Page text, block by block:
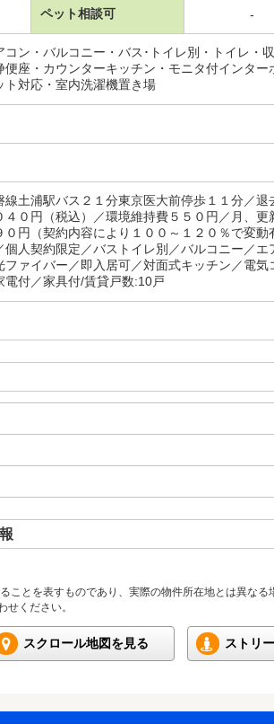
ペット相談可 -
コン・バルコニー・バス･トイレ別・トイレ・
便座・カウンターキッチン・モニタ付インタ
ト対応・室内洗濯機置き場
線土浦駅バス２１分東京医大前停歩１１分／
４０円（税込）／環境維持費５５０円／月、
０円（契約内容により１００～１２０％で変
個人契約限定／バストイレ別／バルコニー／
ファイバー／即入居可／対面式キッチン／電
電付／家具付/賃貸戸数:10戸
とを表すものであり、実際の物件所在地とは異なる
ください。
スクロール地図を見る ストリ